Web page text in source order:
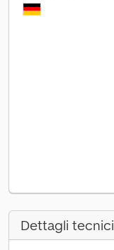
Dettagli tecnici